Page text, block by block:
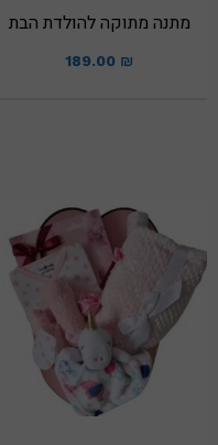
מתנה מתוקה להולדת הבת
189.00 ₪